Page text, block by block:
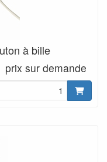
à bille
prix sur demande